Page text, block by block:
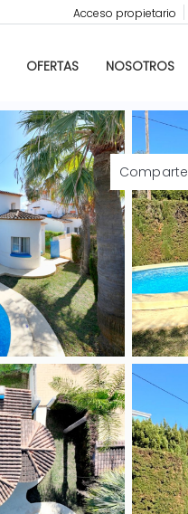
Acceso propietario
OFERTAS NOSOTROS
Comparte